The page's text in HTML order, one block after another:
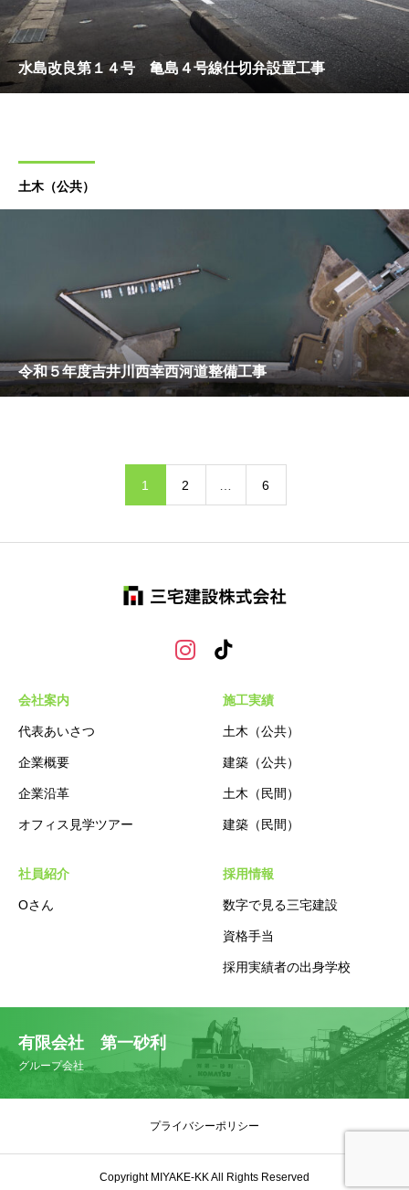
水島改良第１４号 亀島４号線仕切弁設置工事
土木（公共）
令和５年度吉井川西幸西河道整備工事
1 2 6
会社案内
代表あいさつ
企業概要
企業沿革
オフィス見学ツアー
施工実績
土木（公共）
建築（公共）
土木（民間）
建築（民間）
社員紹介
Oさん
採用情報
数字で見る三宅建設
資格手当
採用実績者の出身学校
有限会社 第一砂利
グループ会社
プライバシーポリシー
Copyright MIYAKE-KK All Rights Reserved